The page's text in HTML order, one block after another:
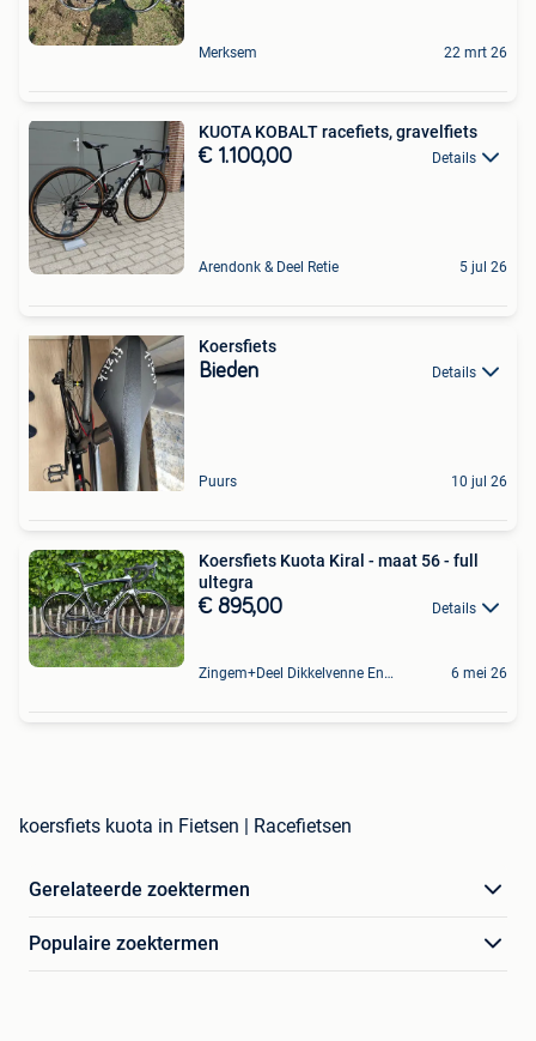
Merksem 22 mrt 26
KUOTA KOBALT racefiets, gravelfiets
€ 1.100,00 Details
Arendonk & Deel Retie 5 jul 26
Koersfiets
Bieden Details
Puurs 10 jul 26
Koersfiets Kuota Kiral - maat 56 - full
ultegra
€ 895,00 Details
Zingem+Deel Dikkelvenne En Nederzwalm-Hermelgem 6 mei 26
koersfiets kuota in Fietsen | Racefietsen
Gerelateerde zoektermen
Populaire zoektermen